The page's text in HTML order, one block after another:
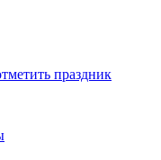
праздник